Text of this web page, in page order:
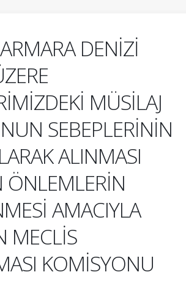
DENİZİ
MÜSİLAJ
SEBEPLERİNİN
ALINMASI
ÖNLEMLERİN
AMACIYLA
MECLİS
KOMİSYONU